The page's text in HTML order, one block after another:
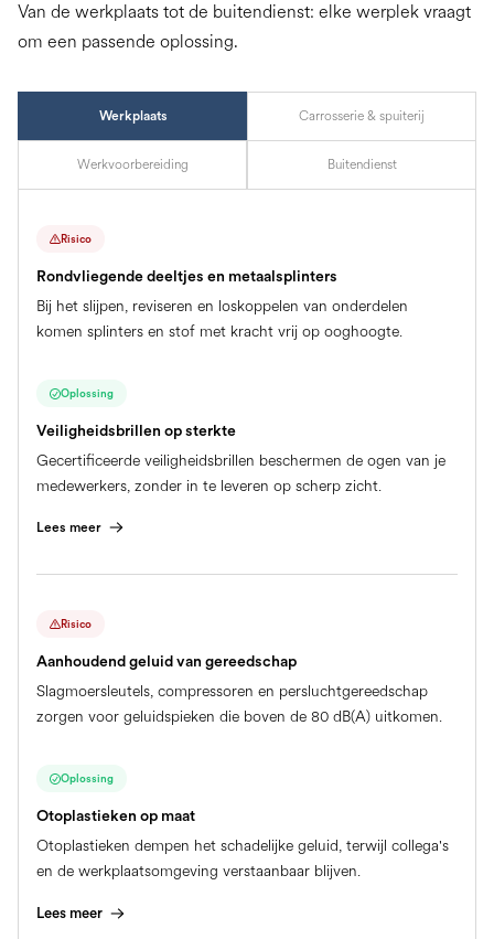
Van de werkplaats tot de buitendienst: elke werplek vraagt
om een passende oplossing.
Werkplaats Carrosserie & spuiterij
Werkvoorbereiding Buitendienst
Risico
Rondvliegende deeltjes en metaalsplinters
Bij het slijpen, reviseren en loskoppelen van onderdelen
komen splinters en stof met kracht vrij op ooghoogte.
Oplossing
Veiligheidsbrillen op sterkte
Gecertificeerde veiligheidsbrillen beschermen de ogen van je
medewerkers, zonder in te leveren op scherp zicht.
Lees meer
Risico
Aanhoudend geluid van gereedschap
Slagmoersleutels, compressoren en persluchtgereedschap
zorgen voor geluidspieken die boven de 80 dB(A) uitkomen.
Oplossing
Otoplastieken op maat
Otoplastieken dempen het schadelijke geluid, terwijl collega's
en de werkplaatsomgeving verstaanbaar blijven.
Lees meer